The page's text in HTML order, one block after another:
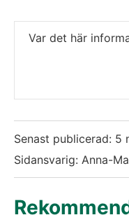
Var det här
Senast publicerad: 5
Sidansvarig: Anna-